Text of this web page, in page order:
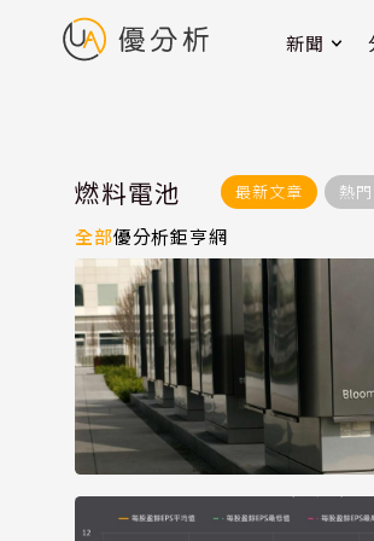
新聞
燃料電池 最新文章 熱
全部優分析鉅亨網